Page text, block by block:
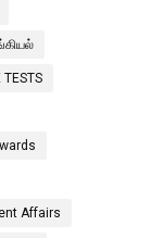
TESTS
Affairs